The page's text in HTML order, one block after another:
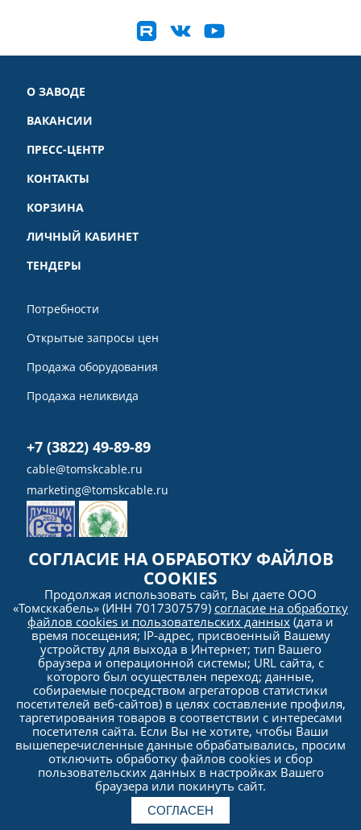
О ЗАВОДЕ
ВАКАНСИИ
ПРЕСС-ЦЕНТР
КОНТАКТЫ
КОРЗИНА
ЛИЧНЫЙ КАБИНЕТ
ТЕНДЕРЫ
Потребности
Открытые запросы цен
Продажа оборудования
Продажа неликвида
+7 (3822) 49-89-89
cable@tomskcable.ru
marketing@tomskcable.ru
Ru Eng
Политика
конфиденциальности
© 2005–2026 ООО «Томсккабель». Все права защищены. Любое использование материалов и
информации с сайта (копирование, распространение, в т.ч. на другие сайты и интернет-
обработки и защиты персональных данных ООО «Томсккабель».
СОГЛАСИЕ НА ОБРАБОТКУ ФАЙЛОВ
COOKIES
Продолжая использовать сайт, Вы даете ООО
«Томсккабель» (ИНН 7017307579) согласие на обработку
файлов cookies и пользовательских данных (дата и
время посещения; IP-адрес, присвоенный Вашему
устройству для выхода в Интернет; тип Вашего
браузера и операционной системы; URL сайта, с
которого был осуществлен переход; данные,
собираемые посредством агрегаторов статистики
посетителей веб-сайтов) в целях составление профиля,
таргетирования товаров в соответствии с интересами
посетителя сайта. Если Вы не хотите, чтобы Ваши
вышеперечисленные данные обрабатывались, просим
отключить обработку файлов cookies и сбор
пользовательских данных в настройках Вашего
браузера или покинуть сайт.
СОГЛАСЕНБыстро с 1С-Битрикс